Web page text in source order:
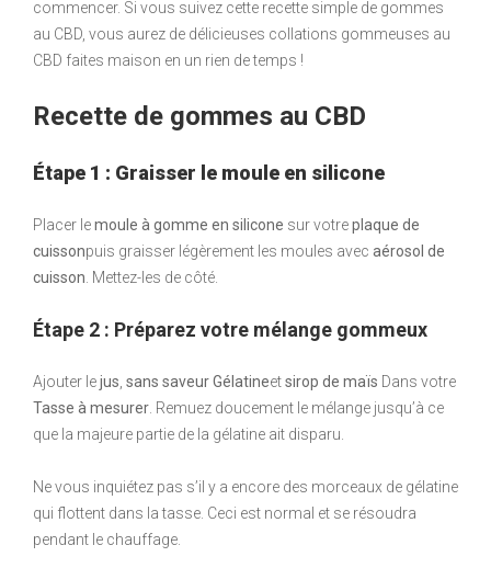
commencer. Si vous suivez cette recette simple de gommes
au CBD, vous aurez de délicieuses collations gommeuses au
CBD faites maison en un rien de temps !
Recette de gommes au CBD
Étape 1 : Graisser le moule en silicone
Placer lemoule à gomme en silicone sur votreplaque de
cuissonpuis graisser légèrement les moules avec aérosol de
cuisson . Mettez-les de côté.
Étape 2 : Préparez votre mélange gommeux
Ajouter lejus sans saveurGélatineetsirop de maïs Dans votre
Tasse à mesurer . Remuez doucement le mélange jusqu’à ce
que la majeure partie de la gélatine ait disparu.
Ne vous inquiétez pas s’il y a encore des morceaux de gélatine
qui flottent dans la tasse. Ceci est normal et se résoudra
pendant le chauffage.